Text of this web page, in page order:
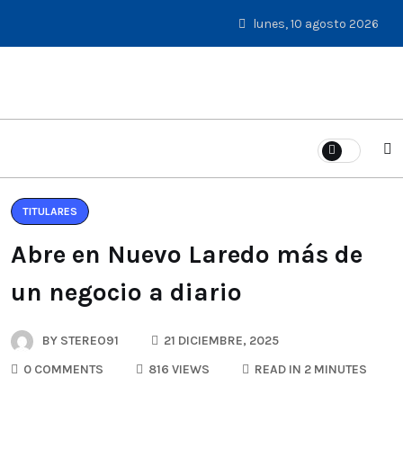
lunes, 10 agosto 2026
TITULARES
Abre en Nuevo Laredo más de
un negocio a diario
BY STEREO91
21 DICIEMBRE, 2025
0 COMMENTS
816 VIEWS READ IN 2 MINUTES